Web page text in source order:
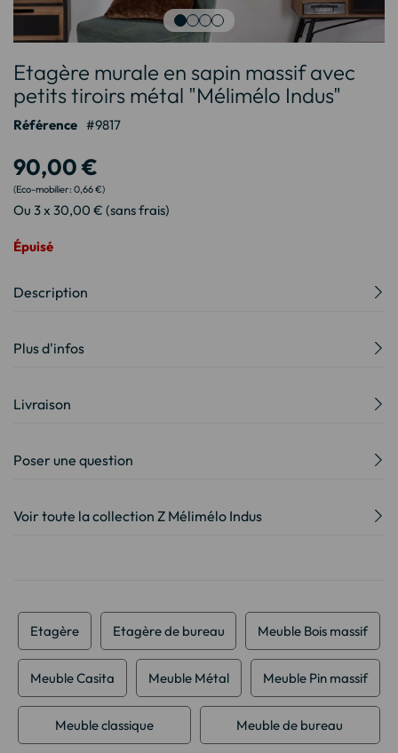
au
début
de
la
d’images
Etagère murale en sapin massif avec
petits tiroirs métal "Mélimélo Indus"
Référence 9817
90,00 €
0,66 €
Ou 3 x 30,00 € (sans frais)
Épuisé
Description
Plus d'infos
Livraison
Poser une question
Voir toute la collection Z Mélimélo Indus
Etagère Etagère de bureau Meuble Bois massif
Meuble Casita Meuble Métal Meuble Pin massif
Meuble classique Meuble de bureau